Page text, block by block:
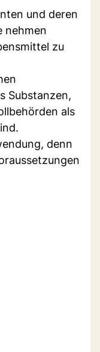
und deren
nehmen
zu
Substanzen,
als
denn